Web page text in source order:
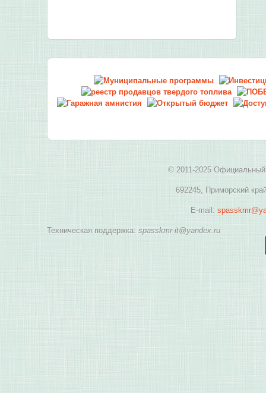
© 2011-2025 Официальный
692245, Приморский
E-mail:
Техническая поддержка: spasskmr-it@yandex.ru